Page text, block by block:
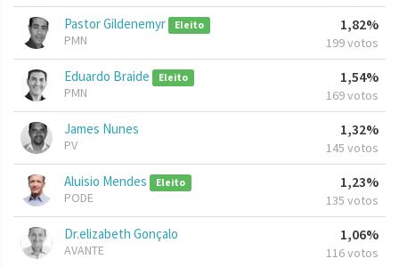
Pastor Gildenemyr Eleito
PMN
1,82%
199 votos
Eduardo Braide Eleito
PMN
1,54%
169 votos
James Nunes
PV
1,32%
145 votos
Aluisio Mendes Eleito
PODE
1,23%
135 votos
Dr.elizabeth Gonçalo
AVANTE
1,06%
116 votos